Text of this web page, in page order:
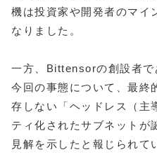
機は投資家や開発者のマイ
なりました。
一方、Bittensorの創設者
今回の事態について、最終
存しない「ヘッドレス（主
ティ化されたサブネットが
見解を示したと報じられて